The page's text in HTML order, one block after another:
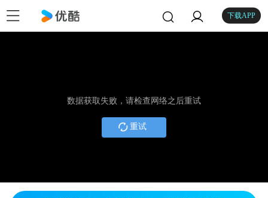
下载APP
数据获取失败，请检查网络之后重试
重试